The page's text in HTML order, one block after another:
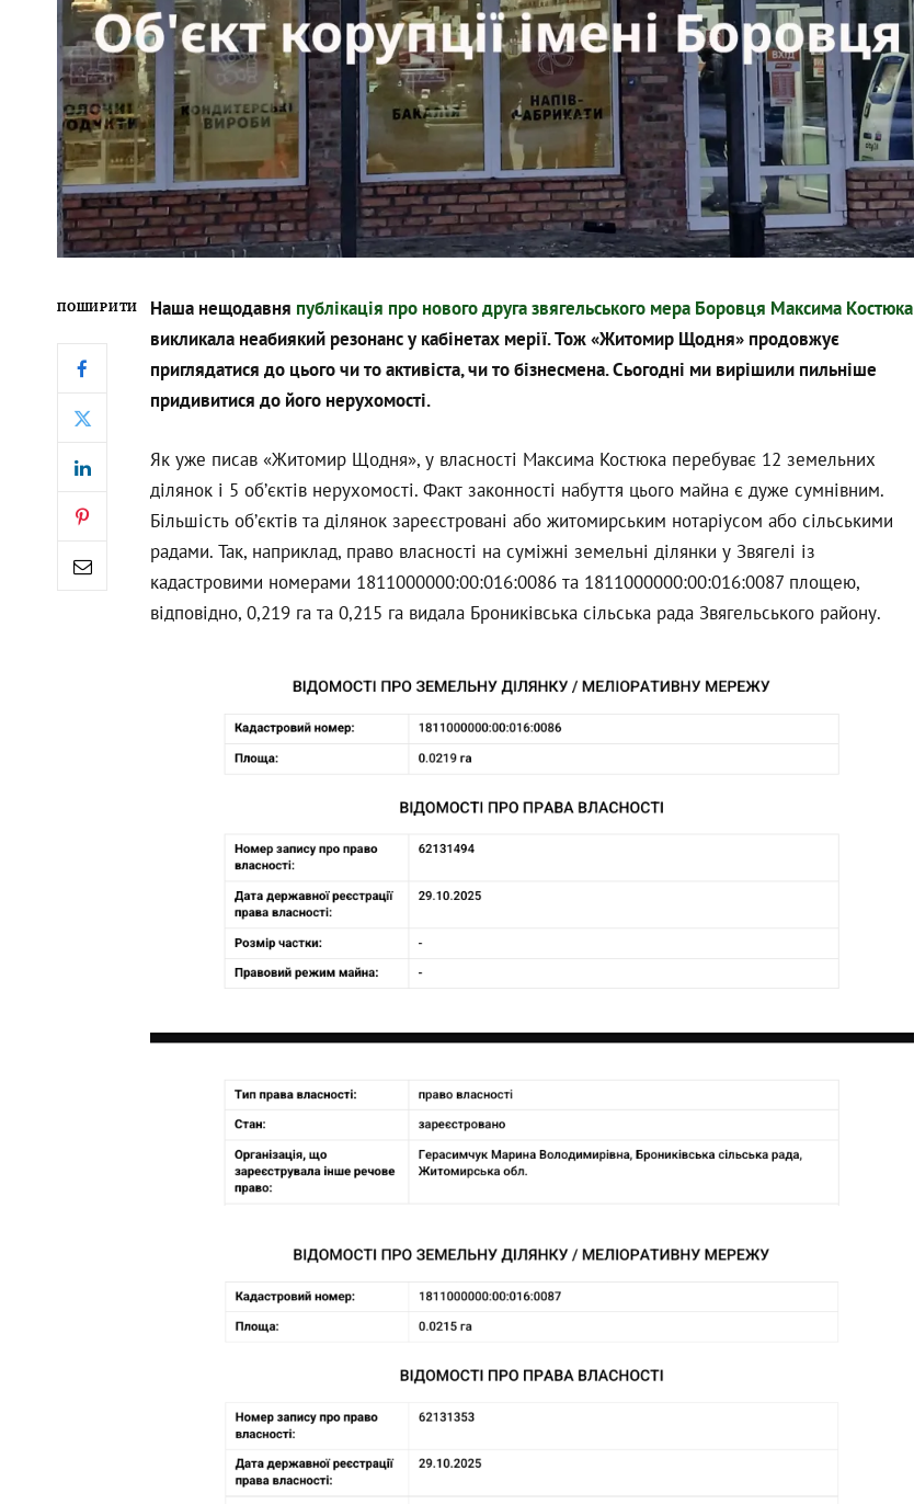
ПОШИРИТИ Наша нещодавня публікація про нового друга звягельського мера Боровця Максима Костюка
викликала неабиякий резонанс у кабінетах мерії. Тож «Житомир Щодня» продовжує
приглядатися до цього чи то активіста, чи то бізнесмена. Сьогодні ми вирішили пильніше
придивитися до його нерухомості.
Як уже писав «Житомир Щодня», у власності Максима Костюка перебуває 12 земельних
ділянок і 5 об’єктів нерухомості. Факт законності набуття цього майна є дуже сумнівним.
Більшість об’єктів та ділянок зареєстровані або житомирським нотаріусом або сільськими
радами. Так, наприклад, право власності на суміжні земельні ділянки у Звягелі із
кадастровими номерами 1811000000:00:016:0086 та 1811000000:00:016:0087 площею,
відповідно, 0,219 га та 0,215 га видала Брониківська сільська рада Звягельського району.